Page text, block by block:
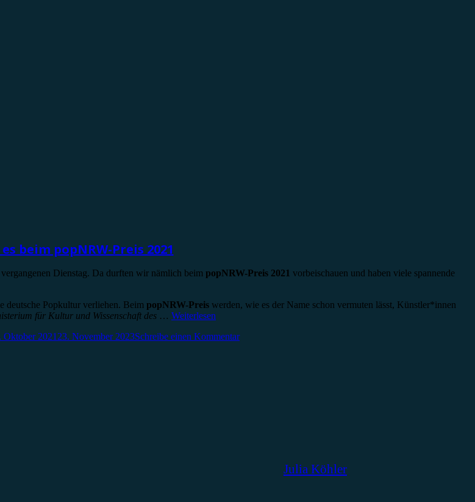
beim popNRW-Preis 2021
Dienstag. Da durften wir nämlich beim popNRW-Preis 2021 vorbeischauen und haben viele spannende
deutsche Popkultur verliehen. Beim popNRW-Preis werden, wie es der Name schon vermuten lässt, Künstler*innen
für Kultur und Wissenschaft des … Weiterlesen
Oktober 2021 23. November 2023Schreibe einen Kommentar
Julia Köhler